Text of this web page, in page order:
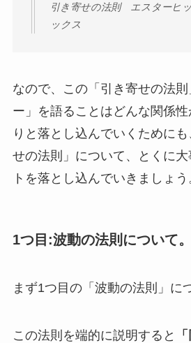
引き寄せの法則 エスターヒ
ックス
なので、この「引き寄せの法則
ー」を語ることはどんな関係
りと落とし込んでいくために
せの法則」について、とくに
トを落とし込んでいきましょう
1つ目:波動の法則について。
まず1つ目の「波動の法則」に
この法則を端的に説明すると